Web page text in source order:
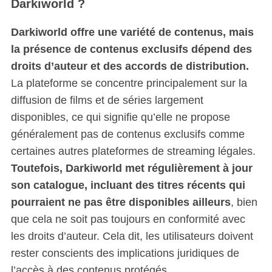
Darkiworld ?
Darkiworld offre une variété de contenus, mais
la présence de contenus exclusifs dépend des
droits d’auteur et des accords de distribution.
La plateforme se concentre principalement sur la
diffusion de films et de séries largement
disponibles, ce qui signifie qu’elle ne propose
généralement pas de contenus exclusifs comme
certaines autres plateformes de streaming légales.
Toutefois, Darkiworld met régulièrement à jour
son catalogue, incluant des titres récents qui
pourraient ne pas être disponibles ailleurs, bien
que cela ne soit pas toujours en conformité avec
les droits d’auteur. Cela dit, les utilisateurs doivent
rester conscients des implications juridiques de